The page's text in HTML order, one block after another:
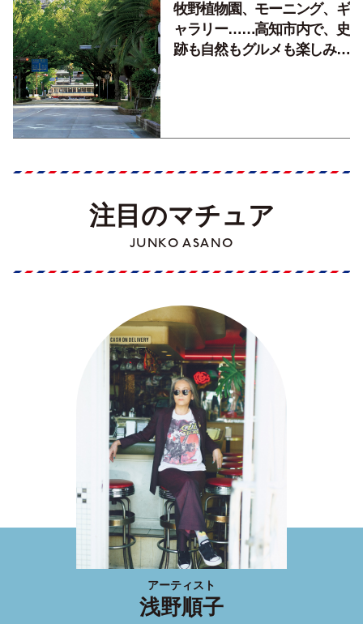
牧野植物園、モーニング、ギ
ャラリー……高知市内で、史
跡も自然もグルメも楽しみ尽
注目のマチュア
JUNKO ASANO
アーティスト
浅野順子